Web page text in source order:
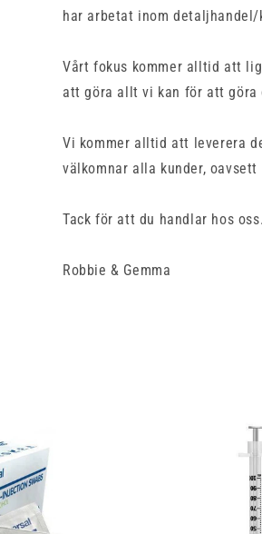
har arbetat inom
Vårt fokus kommer alltid att
att göra allt vi kan för att göra
Vi kommer alltid att leverera
välkomnar alla kunder,
Tack för att du handlar hos oss.
Robbie & Gemma